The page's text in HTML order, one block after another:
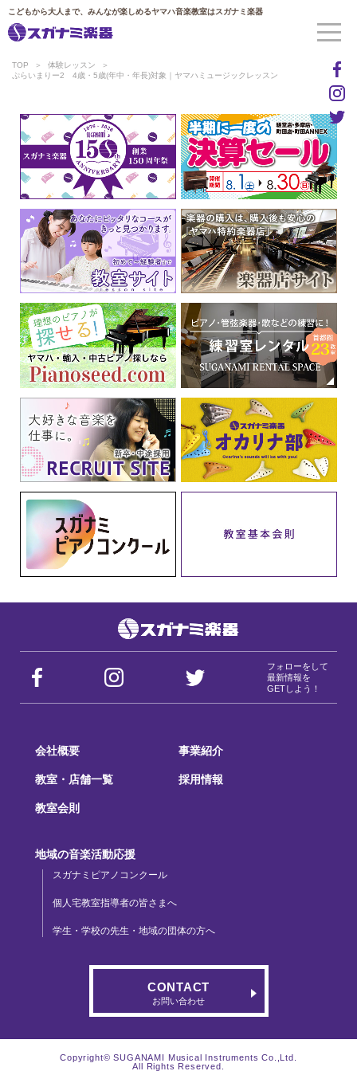
こどもから大人まで、みんなが楽しめるヤマハ音楽教室はスガナミ楽器
TOP
体験レッスン
ぷらいまりー2 4歳・5歳(年中・年長)対象｜ヤマハミュージックレッスン
フォローをして
最新情報を
GETしよう！
会社概要 事業紹介
教室・店舗一覧 採用情報
教室会則
地域の音楽活動応援
スガナミピアノコンクール
個人宅教室指導者の皆さまへ
学生・学校の先生・地域の団体の方へ
CONTACT
お問い合わせ
Copyright© SUGANAMI Musical Instruments Co.,Ltd.
All Rights Reserved.